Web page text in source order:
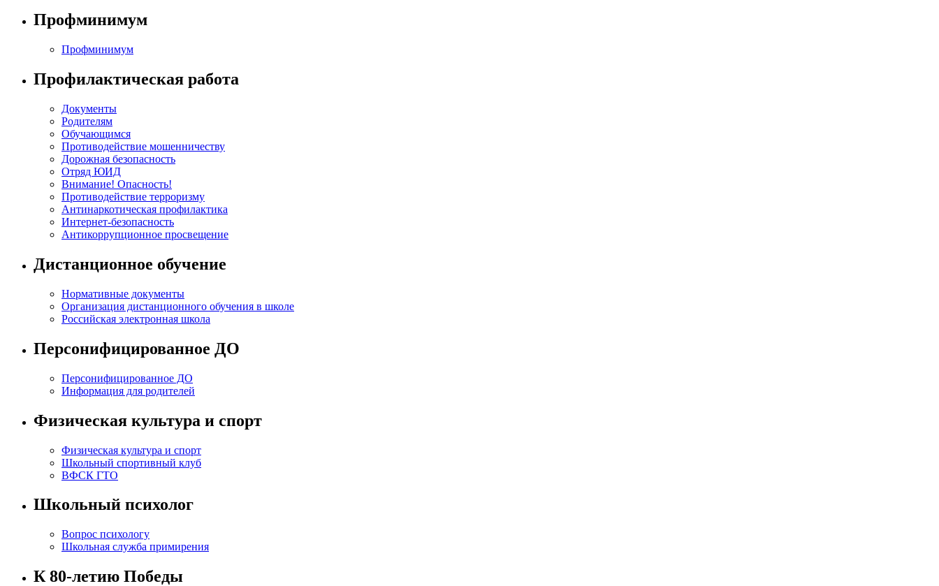
Профминимум
Профминимум
Профилактическая работа
Документы
Родителям
Обучающимся
Противодействие мошенничеству
Дорожная безопасность
Отряд ЮИД
Внимание! Опасность!
Противодействие терроризму
Антинаркотическая профилактика
Интернет-безопасность
Антикоррупционное просвещение
Дистанционное обучение
Нормативные документы
Организация дистанционного обучения в школе
Российская электронная школа
Персонифицированное ДО
Персонифицированное ДО
Информация для родителей
Физическая культура и спорт
Физическая культура и спорт
Школьный спортивный клуб
ВФСК ГТО
Школьный психолог
Вопрос психологу
Школьная служба примирения
К 80-летию Победы